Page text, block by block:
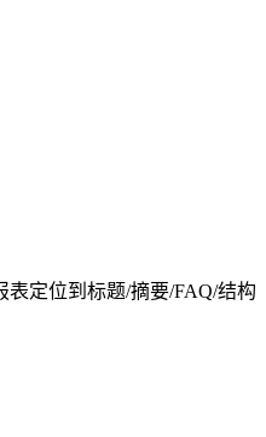
表定位到标题/摘要/FAQ/结构